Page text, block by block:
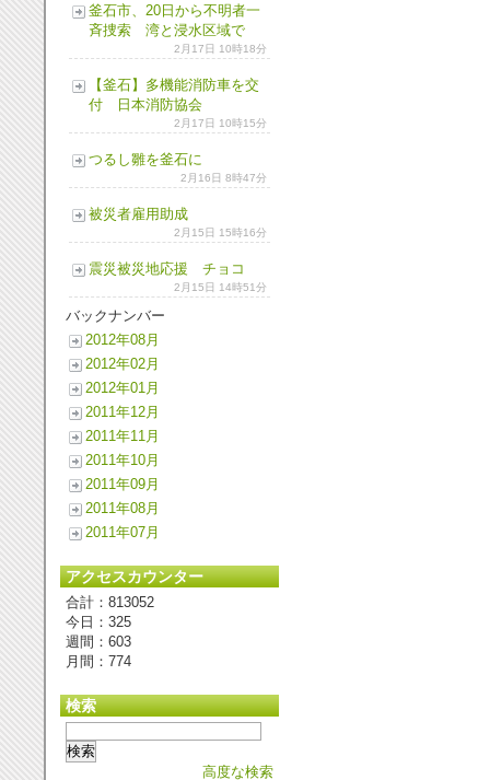
釜石市、20日から不明者一
斉捜索 湾と浸水区域で
2月17日 10時18分
【釜石】多機能消防車を交
付 日本消防協会
2月17日 10時15分
つるし雛を釜石に
2月16日 8時47分
被災者雇用助成
2月15日 15時16分
震災被災地応援 チョコ
2月15日 14時51分
バックナンバー
2012年08月
2012年02月
2012年01月
2011年12月
2011年11月
2011年10月
2011年09月
2011年08月
2011年07月
アクセスカウンター
合計：813052
今日：325
週間：603
月間：774
検索
高度な検索